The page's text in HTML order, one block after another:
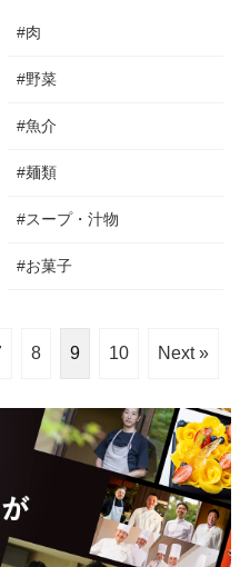
#肉
#野菜
#魚介
#麺類
#スープ・汁物
#お菓子
8 9 10 Next »